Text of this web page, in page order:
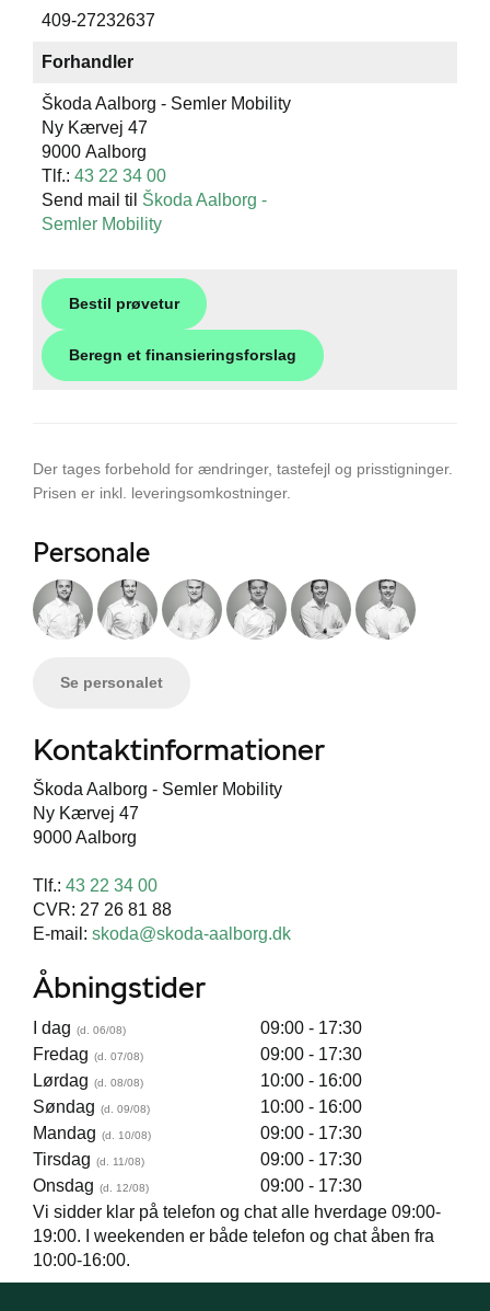
409-27232637
Forhandler
Škoda Aalborg - Semler Mobility
Ny Kærvej 47
9000 Aalborg
Tlf.: 43 22 34 00
Send mail til Škoda Aalborg -
Semler Mobility
Bestil prøvetur
Beregn et finansieringsforslag
Der tages forbehold for ændringer, tastefejl og prisstigninger.
Prisen er inkl. leveringsomkostninger.
Personale
Se personalet
Kontaktinformationer
Škoda Aalborg - Semler Mobility
Ny Kærvej 47
9000 Aalborg
Tlf.: 43 22 34 00
CVR: 27 26 81 88
E-mail: skoda@skoda-aalborg.dk
Åbningstider
I dag
09:00 - 17:30
Fredag
09:00 - 17:30
Lørdag
10:00 - 16:00
Søndag
10:00 - 16:00
Mandag
09:00 - 17:30
Tirsdag
09:00 - 17:30
Onsdag
09:00 - 17:30
Vi sidder klar på telefon og chat alle hverdage 09:00-
19:00. I weekenden er både telefon og chat åben fra
10:00-16:00.